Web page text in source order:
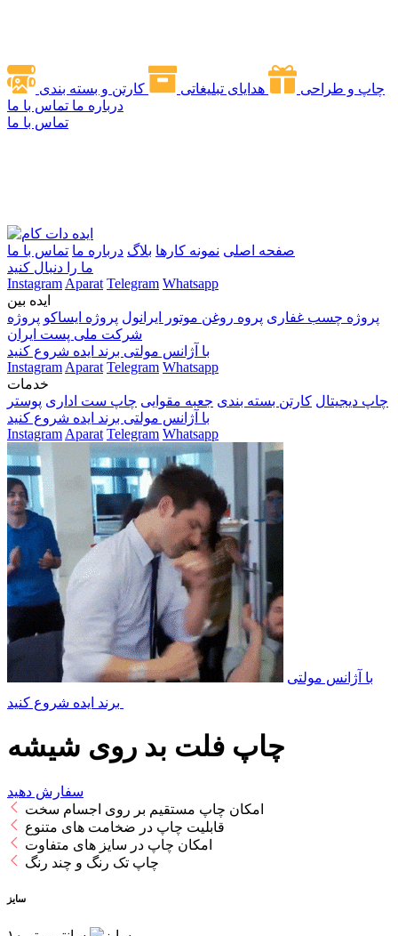
چاپ و طراحی هدایای تبلیغاتی
کارتن و بسته بندی
درباره ما تماس با ما
تماس با ما
صفحه اصلی نمونه کارها بلاگ درباره ما تماس با ما
ما را دنبال کنید
Instagram Aparat Telegram Whatsapp
ایده بین
پروژه چسب غفاری پروه روغن موتور ایرانول پروژه ایساکو پروژه
شرکت ملی پست ایران
با آژانس مولتی برند ایده شروع کنید
Instagram Aparat Telegram Whatsapp
خدمات
چاپ دیجیتال کارتن بسته بندی جعبه مقوایی چاپ ست اداری پوستر
با آژانس مولتی برند ایده شروع کنید
Instagram Aparat Telegram Whatsapp
با آژانس مولتی
چاپ فلت بد روی شیشه
سفارش دهید
امکان چاپ مستقیم بر روی اجسام سخت
قابلیت چاپ در ضخامت های متنوع
امکان چاپ در سایز های متفاوت
چاپ تک رنگ و چند رنگ
سایز